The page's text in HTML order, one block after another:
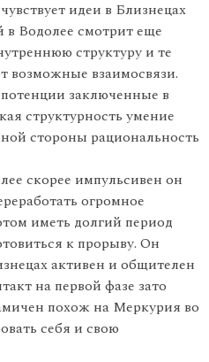
идеи в Близнецах
Водолее смотрит еще
структуру и те
взаимосвязи.
заключенные в
структурность умение
стороны рациональность
скорее импульсивен он
огромное
иметь долгий период
к прорыву. Он
активен и общите­лен
на первой фазе зато
похож на Меркурия во
себя и свою